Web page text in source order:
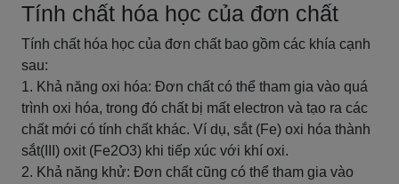
Tính chất hóa học của đơn chất
Tính chất hóa học của đơn chất bao gồm các khía cạnh
sau:
1. Khả năng oxi hóa: Đơn chất có thể tham gia vào quá
trình oxi hóa, trong đó chất bị mất electron và tạo ra các
chất mới có tính chất khác. Ví dụ, sắt (Fe) oxi hóa thành
sắt(III) oxit (Fe2O3) khi tiếp xúc với khí oxi.
2. Khả năng khử: Đơn chất cũng có thể tham gia vào